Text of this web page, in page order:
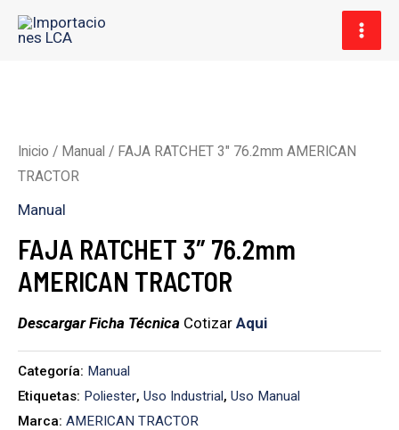
Inicio / Manual / FAJA RATCHET 3″ 76.2mm AMERICAN
TRACTOR
Manual
FAJA RATCHET 3″ 76.2mm
AMERICAN TRACTOR
Descargar Ficha Técnica Cotizar Aqui
Categoría: Manual
Etiquetas: Poliester, Uso Industrial, Uso Manual
Marca: AMERICAN TRACTOR